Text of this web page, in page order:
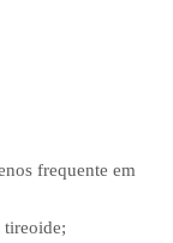
frequente em
tireoide;